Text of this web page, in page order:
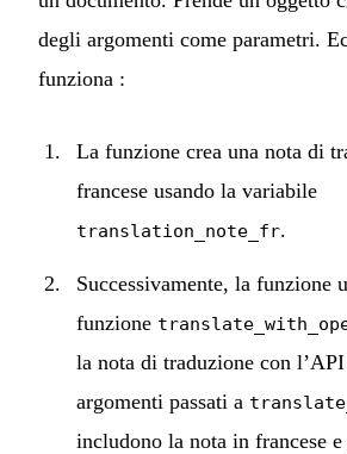
degli argomenti come parametri.
funziona :
La funzione crea una nota di
francese usando la variabile
translation_note_fr.
Successivamente, la funzione
funzione
la nota di traduzione con
argomenti passati a
includono la nota in francese